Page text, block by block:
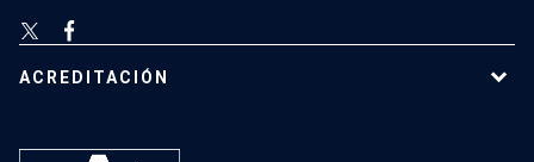
ACREDITACIÓN